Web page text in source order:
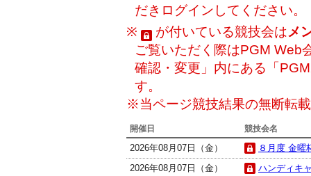
だきログインしてください。
※
が付いている競技会はメ
ご覧いただく際はPGM Web
確認・変更」内にある「
す。
※当ページ競技結果の無断転
開催日 競技会名
2026年08月07日（金）
８月度 金曜
2026年08月07日（金）
ハンディキ